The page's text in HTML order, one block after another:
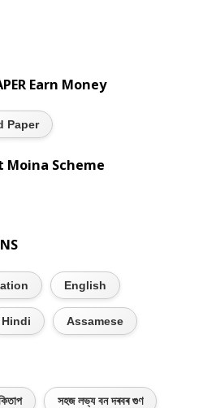
Earn Money
Paper
Scheme
English
Hindi Assamese
সহজ লভ্য বন দৰবৰ গুণ